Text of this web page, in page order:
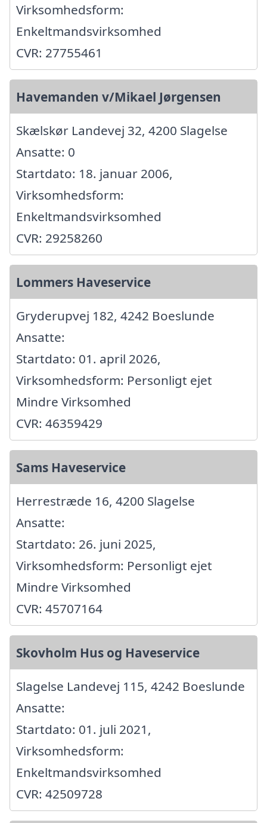
Virksomhedsform:
Enkeltmandsvirksomhed
CVR: 27755461
Havemanden v/Mikael Jørgensen
Skælskør Landevej 32, 4200 Slagelse
Ansatte: 0
Startdato: 18. januar 2006,
Virksomhedsform:
Enkeltmandsvirksomhed
CVR: 29258260
Lommers Haveservice
Gryderupvej 182, 4242 Boeslunde
Ansatte:
Startdato: 01. april 2026,
Virksomhedsform: Personligt ejet
Mindre Virksomhed
CVR: 46359429
Sams Haveservice
Herrestræde 16, 4200 Slagelse
Ansatte:
Startdato: 26. juni 2025,
Virksomhedsform: Personligt ejet
Mindre Virksomhed
CVR: 45707164
Skovholm Hus og Haveservice
Slagelse Landevej 115, 4242 Boeslunde
Ansatte:
Startdato: 01. juli 2021,
Virksomhedsform:
Enkeltmandsvirksomhed
CVR: 42509728